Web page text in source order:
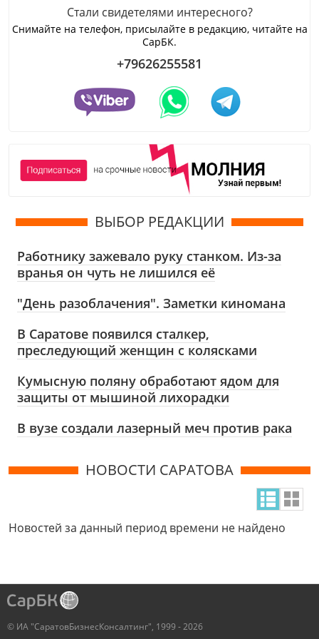
Стали свидетелями интересного?
Снимайте на телефон, присылайте в редакцию, читайте на
СарБК.
+79626255581
ВЫБОР РЕДАКЦИИ
Работнику зажевало руку станком. Из-за
вранья он чуть не лишился её
"День разоблачения". Заметки киномана
В Саратове появился сталкер,
преследующий женщин с колясками
Кумысную поляну обработают ядом для
защиты от мышиной лихорадки
В вузе создали лазерный меч против рака
НОВОСТИ САРАТОВА
Новостей за данный период времени не найдено
© ИА "СаратовБизнесКонсалтинг", 1999 - 2026